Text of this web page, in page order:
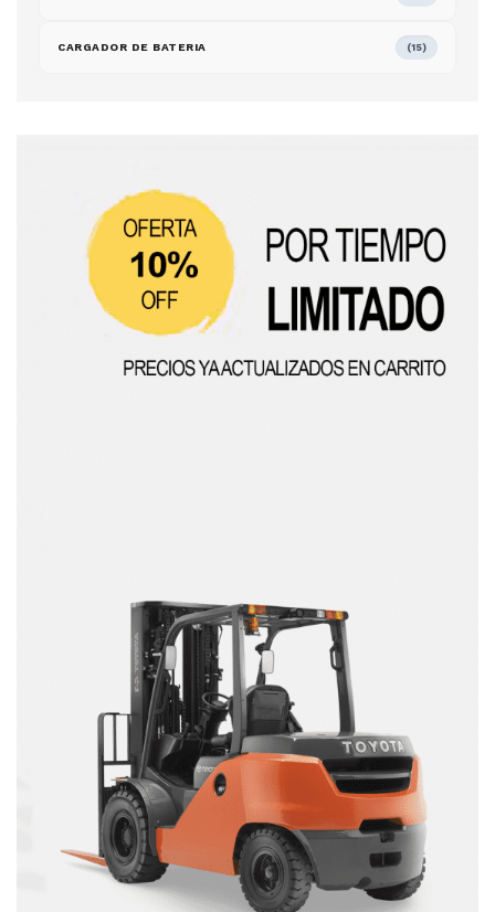
CARGADOR DE BATERIA (15)